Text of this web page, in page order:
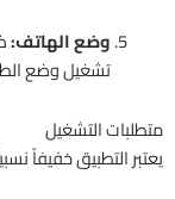
وضع الهاتف:
تشغيل وضع
متطلبات التشغيل
يعتبر التطبيق خفيفاً